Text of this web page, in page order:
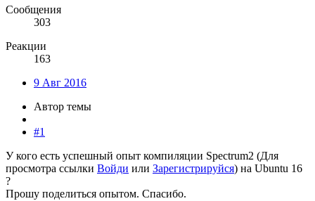
Сообщения
303
Реакции
163
9 Авг 2016
Автор темы
#1
У кого есть успешный опыт компиляции Spectrum2 (Для
просмотра ссылки Войди или Зарегистрируйся) на Ubuntu 16
?
Прошу поделиться опытом. Спасибо.